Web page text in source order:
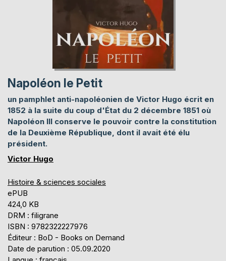
Napoléon le Petit
un pamphlet anti-napoléonien de Victor Hugo écrit en
1852 à la suite du coup d'État du 2 décembre 1851 où
Napoléon III conserve le pouvoir contre la constitution
de la Deuxième République, dont il avait été élu
président.
Victor Hugo
Histoire & sciences sociales
ePUB
424,0 KB
DRM : filigrane
ISBN : 9782322227976
Éditeur : BoD - Books on Demand
Date de parution : 05.09.2020